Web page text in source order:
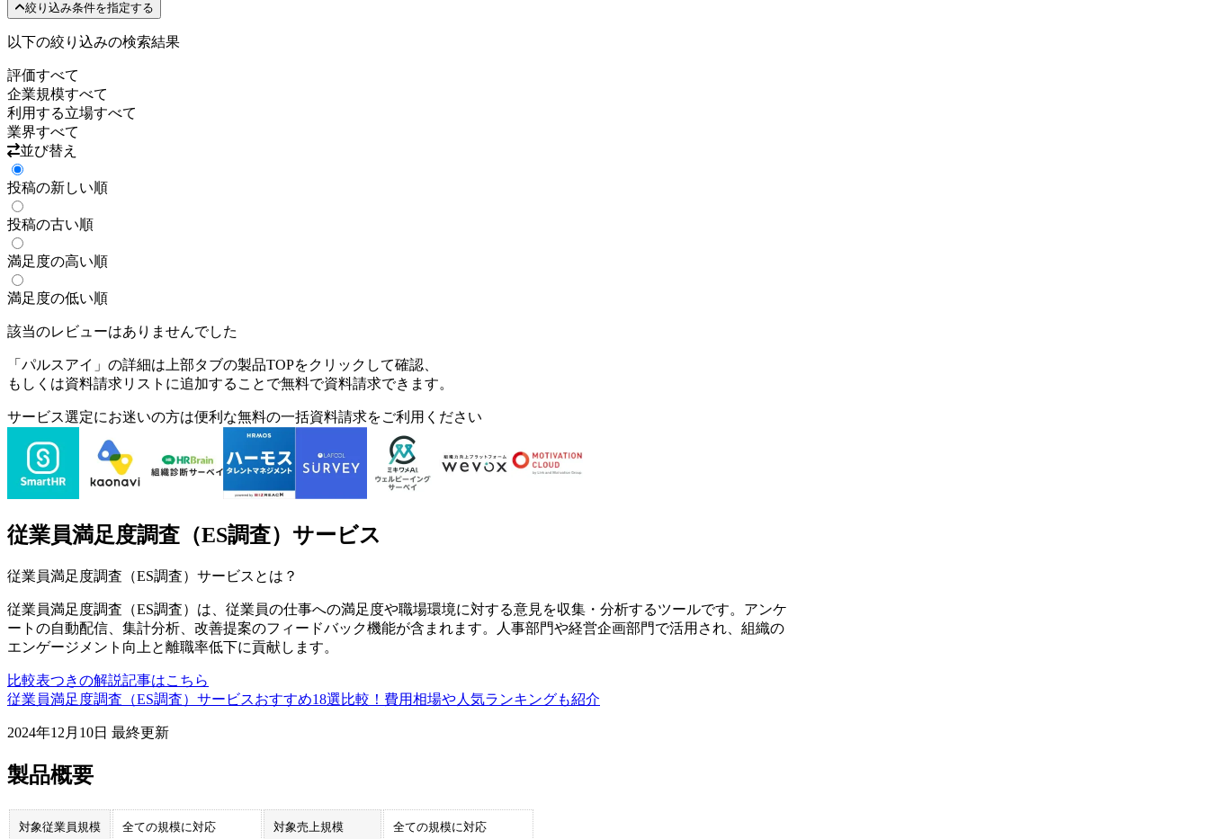
絞り込み条件を指定する
以下の絞り込みの検索結果
評価すべて
企業規模すべて
利用する立場すべて
業界すべて
並び替え
投稿の新しい順
投稿の古い順
満足度の高い順
満足度の低い順
該当のレビューはありませんでした
「 パルスアイ 」の詳細は上部タブの製品TOPをクリックして確認、
もしくは資料請求リストに追加することで無料で資料請求できます。
サービス選定にお迷いの方は便利な無料の一括資料請求をご利用ください
従業員満足度調査（ES調査）サービス
従業員満足度調査（ES調査）サービス とは？
従業員満足度調査（ES調査）は、従業員の仕事への満足度や職場環境に対する意見を収集・分析するツールです。アンケ
ートの自動配信、集計分析、改善提案のフィードバック機能が含まれます。人事部門や経営企画部門で活用され、組織の
エンゲージメント向上と離職率低下に貢献します。
比較表つきの解説記事はこちら
従業員満足度調査（ES調査）サービスおすすめ18選比較！費用相場や人気ランキングも紹介
2024年12月10日 最終更新
製品概要
対象従業員規模 全ての規模に対応 対象売上規模 全ての規模に対応